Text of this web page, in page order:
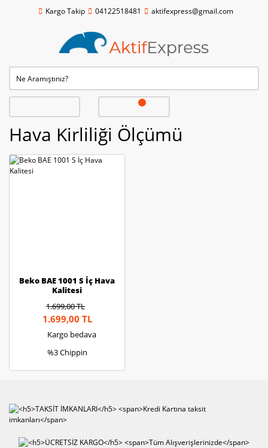
Kargo Takip 04122518481 aktifexpress@gmail.com
Hava Kirliliği Ölçümü
Beko BAE 1001 S İç Hava
Kalitesi
1.699,00 TL
1.699,00 TL
Kargo bedava
%3 Chippin